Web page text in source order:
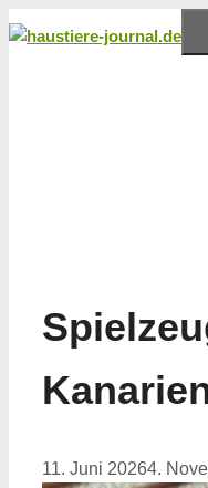
Zum
Inhalt
11. Juni 20264.